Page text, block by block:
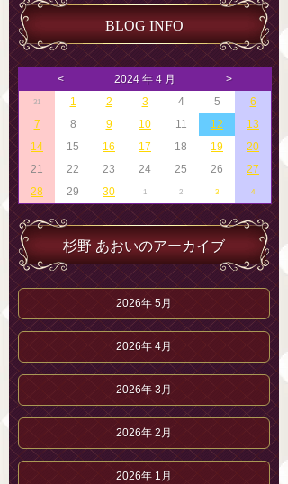
BLOG INFO
< 2024 年 4 月 >
31 1 2 3 4 5
6
7
8 9 10 11 12
13
14
15 16 17 18 19
20
21
22 23 24 25 26
27
28
29 30 1 2 3 4
杉野 あおいのアーカイブ
2026年 5月
2026年 4月
2026年 3月
2026年 2月
2026年 1月